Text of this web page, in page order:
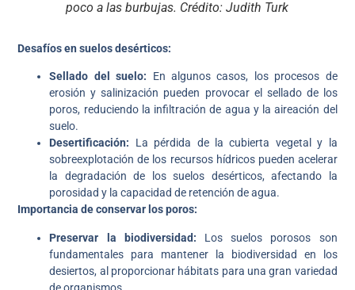
poco a las burbujas. Crédito: Judith Turk
Desafíos en suelos desérticos:
Sellado del suelo: En algunos casos, los procesos de
erosión y salinización pueden provocar el sellado de los
poros, reduciendo la infiltración de agua y la aireación del
suelo.
Desertificación: La pérdida de la cubierta vegetal y la
sobreexplotación de los recursos hídricos pueden acelerar
la degradación de los suelos desérticos, afectando la
porosidad y la capacidad de retención de agua.
Importancia de conservar los poros:
Preservar la biodiversidad: Los suelos porosos son
fundamentales para mantener la biodiversidad en los
desiertos, al proporcionar hábitats para una gran variedad